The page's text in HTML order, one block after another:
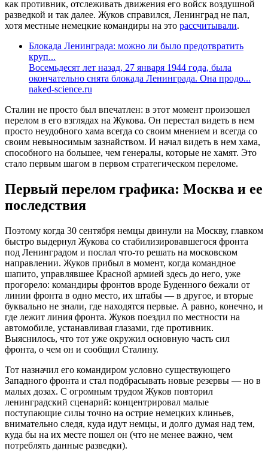
как противник, отслеживать движения его войск воздушной
разведкой и так далее. Жуков справился, Ленинград не пал,
хотя местные немецкие командиры на это рассчитывали.
Блокада Ленинграда: можно ли было предотвратить
круп...
Восемьдесят лет назад, 27 января 1944 года, была
окончательно снята блокада Ленинграда. Она продо...
naked-science.ru
Сталин не просто был впечатлен: в этот момент произошел
перелом в его взглядах на Жукова. Он перестал видеть в нем
просто неудобного хама всегда со своим мнением и всегда со
своим невыносимым зазнайством. И начал видеть в нем хама,
способного на большее, чем генералы, которые не хамят. Это
стало первым шагом в первом стратегическом переломе.
Первый перелом графика: Москва и ее
последствия
Поэтому когда 30 сентября немцы двинули на Москву, главком
быстро выдернул Жукова со стабилизировавшегося фронта
под Ленинградом и послал что-то решать на московском
направлении. Жуков прибыл в момент, когда командное
шапито, управлявшее Красной армией здесь до него, уже
прогорело: командиры фронтов вроде Буденного бежали от
линии фронта в одно место, их штабы — в другое, и вторые
буквально не знали, где находятся первые. А равно, конечно, и
где лежит линия фронта. Жуков поездил по местности на
автомобиле, устанавливая глазами, где противник.
Выяснилось, что тот уже окружил основную часть сил
фронта, о чем он и сообщил Сталину.
Тот назначил его командиром условно существующего
Западного фронта и стал подбрасывать новые резервы — но в
малых дозах. С огромным трудом Жуков повторил
ленинградский сценарий: концентрировал малые
поступающие силы точно на острие немецких клиньев,
внимательно следя, куда идут немцы, и долго думая над тем,
куда бы на их месте пошел он (что не менее важно, чем
потреблять данные разведки).